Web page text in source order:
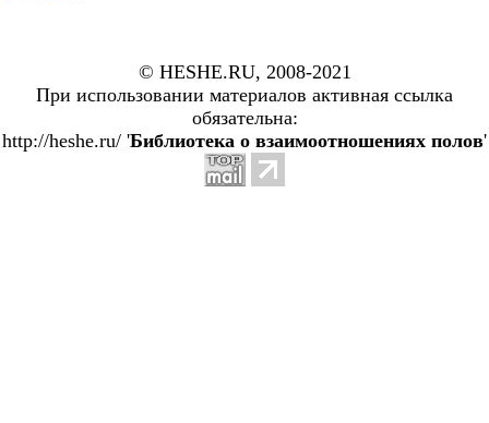
© HESHE.RU, 2008-2021
При использовании материалов активная ссылка
обязательна:
http://heshe.ru/ 'Библиотека о взаимоотношениях полов'